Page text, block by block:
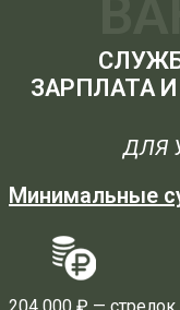
ЗАРПЛАТА
ДЛЯ
Минимальные